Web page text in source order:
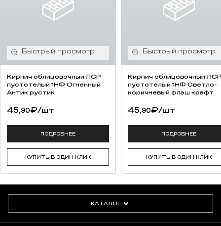
Кирпич облицовочный ЛСР
пустотелый 1НФ Огненный
Антик рустик
45,90₽/шт
ПОДРОБНЕЕ
КУПИТЬ В ОДИН КЛИК
Кирпич облицовочный
пустотелый 1НФ Светло-
коричневый флэш крафт
45,90₽/шт
ПОДРОБНЕЕ
КУПИТЬ В ОДИН КЛИК
КАТАЛОГ